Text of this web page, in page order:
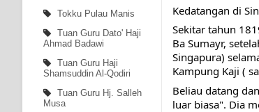
Tokku Pulau Manis
Tuan Guru Dato' Haji
Ahmad Badawi
Tuan Guru Haji
Shamsuddin Al-Qodiri
Tuan Guru Hj. Salleh
Musa
Kedatangan di
Sekitar tahun
Ba Sumayr,
Singapura)
Kampung Kaji (
Beliau datang
luar biasa". Dia